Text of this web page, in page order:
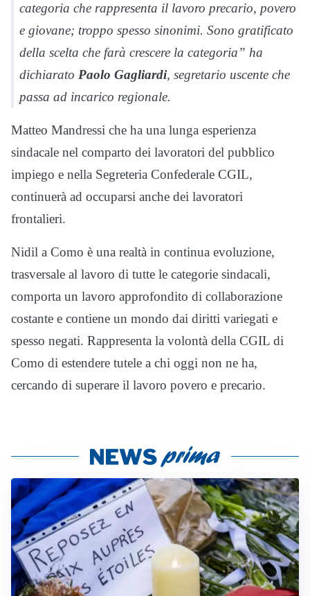
categoria che rappresenta il lavoro precario, povero
e giovane; troppo spesso sinonimi. Sono gratificato
della scelta che farà crescere la categoria” ha
dichiarato Paolo Gagliardi, segretario uscente che
passa ad incarico regionale.
Matteo Mandressi che ha una lunga esperienza
sindacale nel comparto dei lavoratori del pubblico
impiego e nella Segreteria Confederale CGIL,
continuerà ad occuparsi anche dei lavoratori
frontalieri.
Nidil a Como è una realtà in continua evoluzione,
trasversale al lavoro di tutte le categorie sindacali,
comporta un lavoro approfondito di collaborazione
costante e contiene un mondo dai diritti variegati e
spesso negati. Rappresenta la volontà della CGIL di
Como di estendere tutele a chi oggi non ne ha,
cercando di superare il lavoro povero e precario.